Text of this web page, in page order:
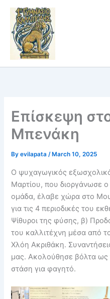
Skip
content
Επίσκεψη
Μπενάκη
Byevilapata/ March 10, 2025
Ο ψυχαγωγικός
Μαρτίου, που διοργάνωσε
ομάδα, έλαβε χώρα στο
για τις 4 περιοδικές του
Ψίθυροι της φύσης, β)
του καλλιτέχνη μέσα από
Χλόη Ακριθάκη.
μας. Ακολούθησε βόλτα ως
στάση για φαγητό.